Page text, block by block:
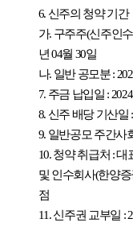
6. 신주의 청약 기간
가. 구주주(신주인
년 04월 30일
나. 일반 공모분:
7. 주금 납입일 : 2024
8. 신주 배당 기산일
9. 일반공모 주간사
10.청약 취급처 :대
및 인수회사(한양증
점
11.신주권 교부일 :